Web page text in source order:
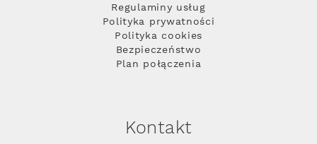
Regulaminy usług
Polityka prywatności
Polityka cookies
Bezpieczeństwo
Plan połączenia
Kontakt